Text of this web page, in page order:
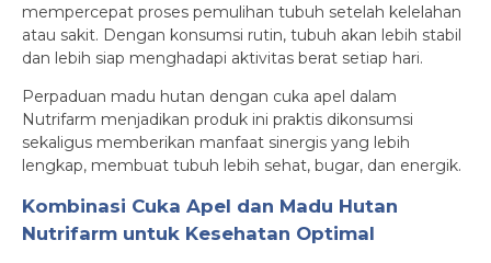
mempercepat proses pemulihan tubuh setelah kelelahan
atau sakit. Dengan konsumsi rutin, tubuh akan lebih stabil
dan lebih siap menghadapi aktivitas berat setiap hari.
Perpaduan madu hutan dengan cuka apel dalam
Nutrifarm menjadikan produk ini praktis dikonsumsi
sekaligus memberikan manfaat sinergis yang lebih
lengkap, membuat tubuh lebih sehat, bugar, dan energik.
Kombinasi Cuka Apel dan Madu Hutan
Nutrifarm untuk Kesehatan Optimal